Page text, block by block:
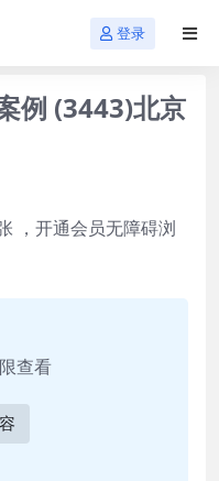
登录
例 (3443)北京
，开通会员无障碍浏
查看